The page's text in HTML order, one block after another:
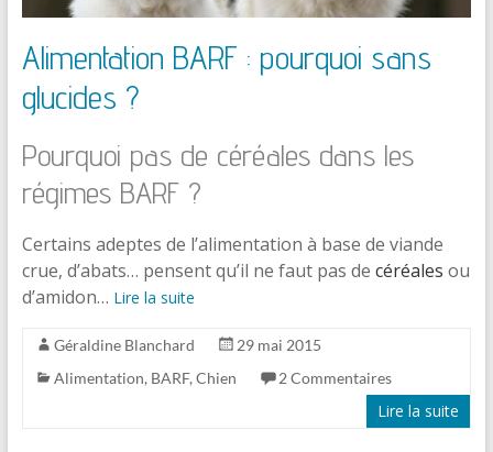
Alimentation BARF : pourquoi sans
glucides ?
Pourquoi pas de céréales dans les
régimes BARF ?
Certains adeptes de l’alimentation à base de viande
crue, d’abats… pensent qu’il ne faut pas de céréales ou
d’amidon… Lire la suite
Géraldine Blanchard
29 mai 2015
Alimentation, BARF, Chien 2 Commentaires
Lire la suite